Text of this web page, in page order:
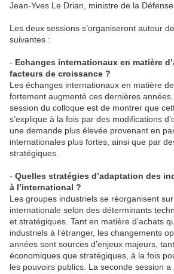
Jean-Yves Le Drian, ministre de la Défense.
Les deux sessions s’organiseront autour
suivantes :
- Echanges internationaux en matière
facteurs de croissance ?
Les échanges internationaux en matière
fortement augmenté ces dernières
session du colloque est de montrer que
s’explique à la fois par des modifications
une demande plus élevée provenant en
internationales plus fortes, ainsi que par
stratégiques.
- Quelles stratégies d’adaptation des
à l’international ?
Les groupes industriels se réorganisent
internationale selon des déterminants
et stratégiques. Tant en matière d’achats
industriels à l’étranger, les changements
années sont sources d’enjeux majeurs,
économiques que stratégiques, à la fois
les pouvoirs publics. La seconde session a